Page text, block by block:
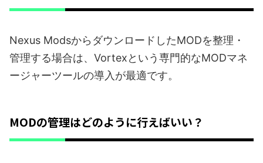
Nexus ModsからダウンロードしたMODを整理・
管理する場合は、Vortexという専門的なMODマネ
ージャーツールの導入が最適です。
MODの管理はどのように行えばいい？